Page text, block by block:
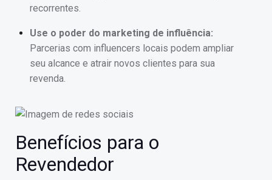
recorrentes.
Use o poder do marketing de influência:
Parcerias com influencers locais podem ampliar
seu alcance e atrair novos clientes para sua
revenda.
Benefícios para o
Revendedor